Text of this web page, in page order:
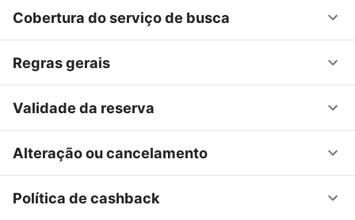
Cobertura do serviço de busca
Regras gerais
Validade da reserva
Alteração ou cancelamento
Política de cashback